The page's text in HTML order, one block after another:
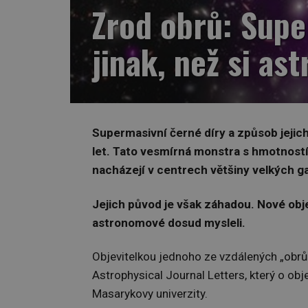
Zrod obrů:
jinak, než si
Supermasivní černé díry a způsob
let. Tato vesmírná monstra s
nacházejí v centrech většiny velkých
Jejich původ je však záhadou. Nové
astronomové dosud mysleli.
Objevitelkou jednoho ze vzdálených
Astrophysical Journal Letters, který o
Masarykovy univerzity.